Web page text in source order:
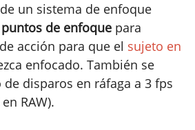
un sistema de enfoque
de enfoque para
acción para que el sujeto en
enfocado. También se
disparos en ráfaga a 3 fps
RAW).